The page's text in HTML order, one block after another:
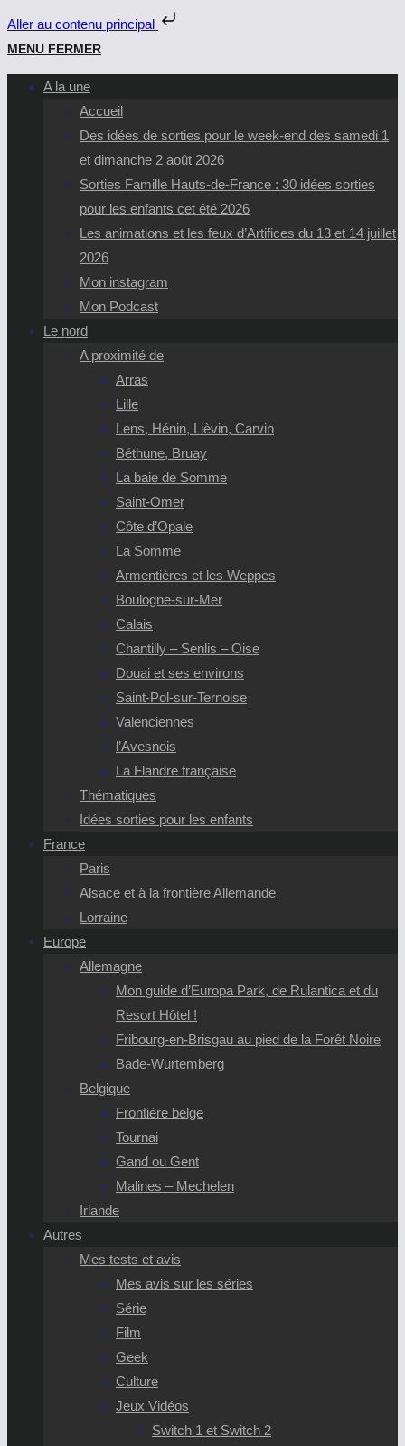
Aller au contenu principal
Skip
to
content
MENU FERMER
A la une
Accueil
Des idées de sorties pour le week-end des samedi 1
et dimanche 2 août 2026
Sorties Famille Hauts-de-France : 30 idées sorties
pour les enfants cet été 2026
Les animations et les feux d’Artifices du 13 et 14 juillet
2026
Mon instagram
Mon Podcast
Le nord
A proximité de
Arras
Lille
Lens, Hénin, Lièvin, Carvin
Béthune, Bruay
La baie de Somme
Saint-Omer
Côte d’Opale
La Somme
Armentières et les Weppes
Boulogne-sur-Mer
Calais
Chantilly – Senlis – Oise
Douai et ses environs
Saint-Pol-sur-Ternoise
Valenciennes
l’Avesnois
La Flandre française
Thématiques
Idées sorties pour les enfants
France
Paris
Alsace et à la frontière Allemande
Lorraine
Europe
Allemagne
Mon guide d’Europa Park, de Rulantica et du
Resort Hôtel !
Fribourg-en-Brisgau au pied de la Forêt Noire
Bade-Wurtemberg
Belgique
Frontière belge
Tournai
Gand ou Gent
Malines – Mechelen
Irlande
Autres
Mes tests et avis
Mes avis sur les séries
Série
Film
Geek
Culture
Jeux Vidéos
Switch 1 et Switch 2